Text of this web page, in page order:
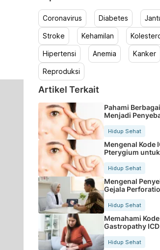
Coronavirus Diabetes
Stroke Kehamilan
Hipertensi Anemia Kanker
Reproduksi
Artikel Terkait
Pahami
Menjadi
Hidup Sehat
Mengenal Kode
Pterygium
Hidup Sehat
Mengenal
Gejala
Tubuh
Hidup Sehat
Memahami Kode
Gastropathy
Rekam Medis
Hidup Sehat